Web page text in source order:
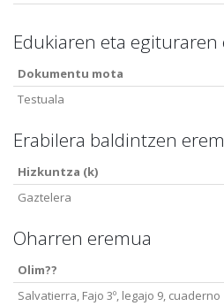
Edukiaren eta egituraren
Dokumentu mota
Testuala
Erabilera baldintzen
Hizkuntza (k)
Gaztelera
Oharren eremua
Olim??
Salvatierra, Fajo 3º, legajo 9, cuaderno